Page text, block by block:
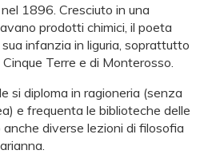
1896. Cresciuto in una
prodotti chimici, il poeta
infanzia in liguria, soprattutto
Terre e di Monterosso.
si diploma in ragioneria (senza
e frequenta le biblioteche delle
diverse lezioni di filosofia